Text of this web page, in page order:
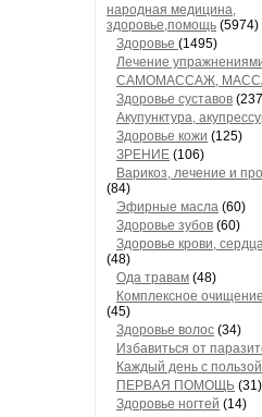
народная медицина,
здоровье,помощь (5974)
Здоровье (1495)
Лечение
САМОМАССАЖ,
Здоровье суставов
Акупунктура,
Здоровье кожи (125)
ЗРЕНИЕ (106)
Варикоз, лечение и
(84)
Эфирные масла (60)
Здоровье зубов (60)
Здоровье крови,
(48)
Ода травам (48)
Комплексное
(45)
Здоровье волос (34)
Избавиться от
Каждый день с
ПЕРВАЯ ПОМОЩЬ (31)
Здоровье ногтей (14)